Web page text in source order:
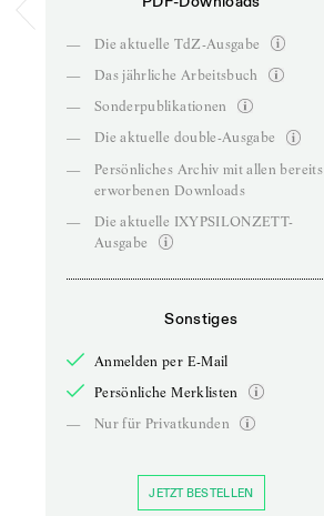
—
Die aktuelle TdZ-Ausgabe
—
Das jährliche Arbeitsbuch
—
Sonderpublikationen
—
Die aktuelle double-Ausgabe
—
Persönliches Archiv mit allen bereits
erworbenen Downloads
—
Die aktuelle IXYPSILONZETT-
Ausgabe
Sonstiges
Anmelden per E-Mail
Persönliche Merklisten
—
Nur für Privatkunden
JETZT BESTELLEN